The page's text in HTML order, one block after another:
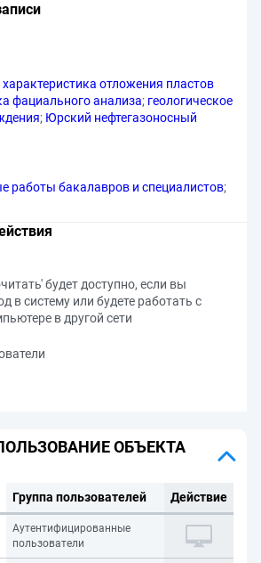
характеристика отложения пластов
фациального анализа; геологическое
; Юрский нефтегазоносный
работы бакалавров и специалистов;
будет доступно, если вы
в систему или будете работать с
в другой сети
ОБЪЕКТА
Группа пользователей Действие
Аутентифицированные
пользователи